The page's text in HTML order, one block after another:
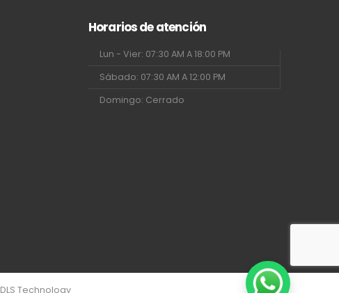
Horarios de atención
Lun - Vier: 07:30 AM A 18:00 PM
Sábado: 07:30 AM A 12:00 PM
Domingo: Cerrado
DLS Technology